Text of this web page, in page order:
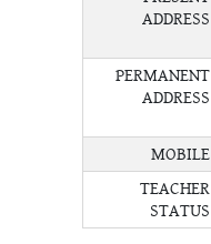
ADDRESS
PERMANENT
ADDRESS
MOBILE
TEACHER
STATUS